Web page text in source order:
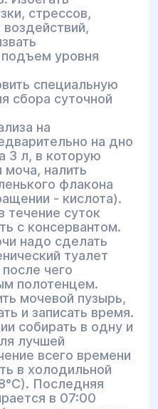
стрессов,
уровня
специальную
сбора суточной
на
на дно
3 л, в которую
моча, налить
флакона
- кислота).
течение суток
с консервантом.
надо сделать
туалет
чего
полотенцем.
мочевой пузырь,
и записать время.
собирать в одну и
лучшей
всего времени
в холодильной
Последняя
в 07:00